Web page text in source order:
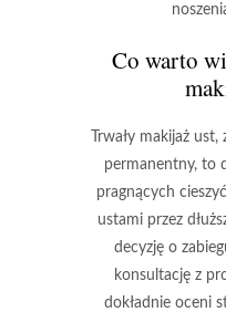
Co warto
Trwały makijaż ust,
permanentny, to
pragnących
ustami przez
decyzję o
konsultację z
dokładnie oceni